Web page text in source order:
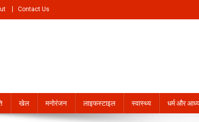
Contact Us
खेल मनोरंजन लाइफस्टाइल स्वास्थ्य धर्म और